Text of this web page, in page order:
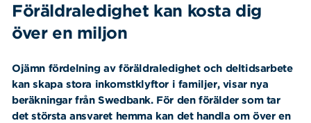
Föräldraledighet kan kosta dig
över en miljon
Ojämn fördelning av föräldraledighet och deltidsarbete
kan skapa stora inkomstklyftor i familjer, visar nya
beräkningar från Swedbank. För den förälder som tar
det största ansvaret hemma kan det handla om över en